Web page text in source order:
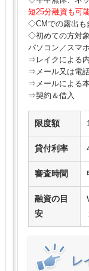
短25分融資も可
◇CMでの露出も
◇初めての方対
パソコン／スマ
⇒レイクによる
⇒メール又は電
⇒メールによる
⇒契約＆借入
限度額
貸付利率
審査時間
融資の目
安
レ